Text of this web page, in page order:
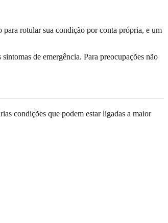
para rotular sua condição por conta própria, e um
de emergência. Para preocupações não
condições que podem estar ligadas a maior